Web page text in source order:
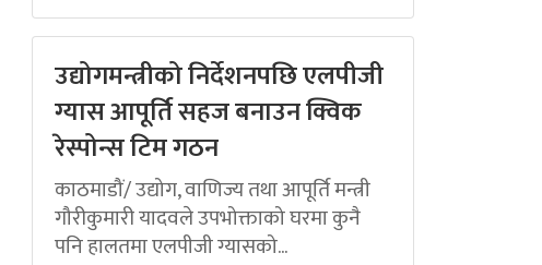
उद्योगमन्त्रीको निर्देशनपछि एलपीजी
ग्यास आपूर्ति सहज बनाउन क्विक
रेस्पोन्स टिम गठन
काठमाडौं/ उद्योग, वाणिज्य तथा आपूर्ति मन्त्री
गौरीकुमारी यादवले उपभोक्ताको घरमा कुनै
पनि हालतमा एलपीजी ग्यासको...